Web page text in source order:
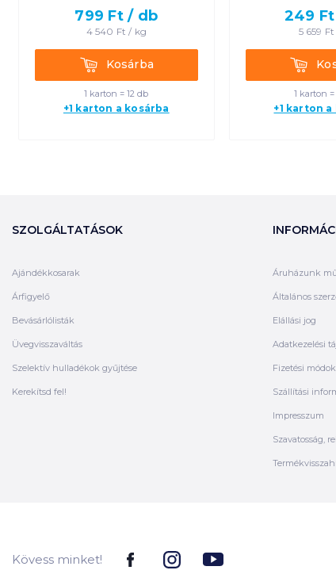
799 Ft / db
4 540 Ft / kg
KosárbaKosárba
1 karton = 12 db
+1 karton a kosárba
249
5 659
1 karton
+1 karton
SZOLGÁLTATÁSOK
Ajándékkosarak
Árfigyelő
Bevásárlólisták
Üvegvisszaváltás
Szelektív hulladékok gyűjtése
Kerekítsd fel!
Áruházunk
Általános
Elállási jog
Adatkezelési
Fizetési módok
Szállítási
Impresszum
Szavatosság,
Kövess minket!